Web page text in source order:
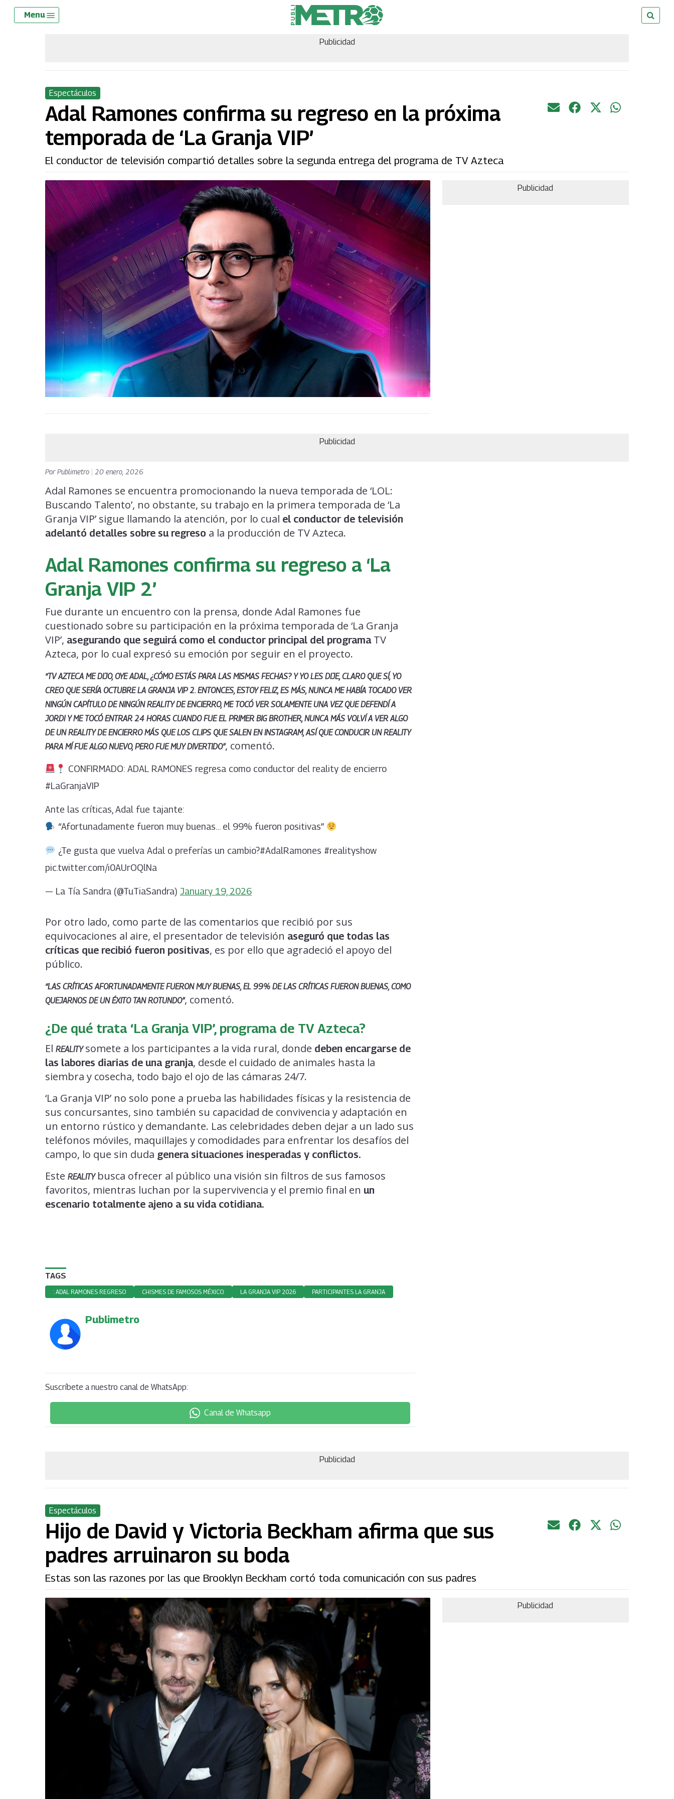
Skip
Menu
Publicidad
Espectáculos
Adal Ramones confirma su regreso en la próxima
temporada de ‘La Granja VIP’
El conductor de televisión compartió detalles sobre la segunda entrega del programa de TV Azteca
Publicidad
Publicidad
PorPublimetro 20 enero, 2026
Adal Ramones se encuentra promocionando la nueva temporada de ‘LOL:
Buscando Talento’, no obstante, su trabajo en la primera temporada de ‘La
Granja VIP’ sigue llamando la atención, por lo cual el conductor de televisión
adelantó detalles sobre su regreso a la producción de TV Azteca.
Adal Ramones confirma su regreso a ‘La
Granja VIP 2’
Fue durante un encuentro con la prensa, donde Adal Ramones fue
cuestionado sobre su participación en la próxima temporada de ‘La Granja
VIP’, asegurando que seguirá como el conductor principal del programaTV
Azteca, por lo cual expresó su emoción por seguir en el proyecto.
“TV AZTECA ME DIJO, OYE ADAL, ¿CÓMO ESTÁS PARA LAS MISMAS FECHAS? Y YO LES DIJE, CLARO QUE SÍ, YO
CREO QUE SERÍA OCTUBRE LA GRANJA VIP 2. ENTONCES, ESTOY FELIZ, ES MÁS, NUNCA ME HABÍA TOCADO VER
NINGÚN CAPÍTULO DE NINGÚN REALITY DE ENCIERRO, ME TOCÓ VER SOLAMENTE UNA VEZ QUE DEFENDÍ A
JORDI Y ME TOCÓ ENTRAR 24 HORAS CUANDO FUE EL PRIMER BIG BROTHER, NUNCA MÁS VOLVÍ A VER ALGO
DE UN REALITY DE ENCIERRO MÁS QUE LOS CLIPS QUE SALEN EN INSTAGRAM, ASÍ QUE CONDUCIR UN REALITY
PARA MÍ FUE ALGO NUEVO, PERO FUE MUY DIVERTIDO”, comentó.
CONFIRMADO: ADAL RAMONES regresa como conductor del reality de encierro
#LaGranjaVIP
Ante las críticas, Adal fue tajante:
“Afortunadamente fueron muy buenas… el 99% fueron positivas”
¿Te gusta que vuelva Adal o preferías un cambio?#AdalRamones #realityshow
pic.twitter.com/i0AUrOQlNa
— La Tía Sandra (@TuTiaSandra) January 19, 2026
Por otro lado, como parte de las comentarios que recibió por sus
equivocaciones al aire, el presentador de televisión aseguró que todas las
críticas que recibió fueron positivas, es por ello que agradeció el apoyo del
público.
“LAS CRÍTICASAFORTUNADAMENTE FUERON MUY BUENAS, EL 99% DE LAS CRÍTICAS FUERON BUENAS, COMO
QUEJARNOS DE UN ÉXITO TAN ROTUNDO”, comentó.
¿De qué trata ‘La Granja VIP’, programa de TV Azteca?
El REALITYsomete a los participantes a la vida rural, donde deben encargarse de
las labores diarias de una granja, desde el cuidado de animales hasta la
siembra y cosecha, todo bajo el ojo de las cámaras 24/7.
‘La Granja VIP’ no solo pone a prueba las habilidades físicas y la resistencia de
sus concursantes, sino también su capacidad de convivencia y adaptación en
un entorno rústico y demandante. Las celebridades deben dejar a un lado sus
teléfonos móviles, maquillajes y comodidades para enfrentar los desafíos del
campo, lo que sin duda genera situaciones inesperadas y conflictos.
Este REALITYbusca ofrecer al público una visión sin filtros de sus famosos
favoritos, mientras luchan por la supervivencia y el premio final en un
escenario totalmente ajeno a su vida cotidiana.
TAGS
: ADAL RAMONES REGRESO CHISMES DE FAMOSOS MÉXICO. LA GRANJA VIP 2026 PARTICIPANTES LA GRANJA
Publimetro
Suscríbete a nuestro canal de WhatsApp:
Canal de Whatsapp
Publicidad
Espectáculos
Hijo de David y Victoria Beckham afirma que sus
padres arruinaron su boda
Estas son las razones por las que Brooklyn Beckham cortó toda comunicación con sus padres
Publicidad
Menu